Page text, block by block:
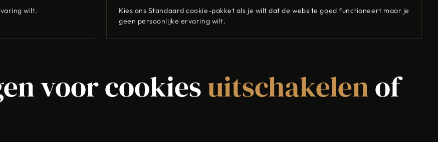
wilt.
Kies ons Standaard cookie-pakket als je wilt dat de website goed functioneert maar je
geen persoonlijke ervaring wilt.
voor cookiesuitschakelenof